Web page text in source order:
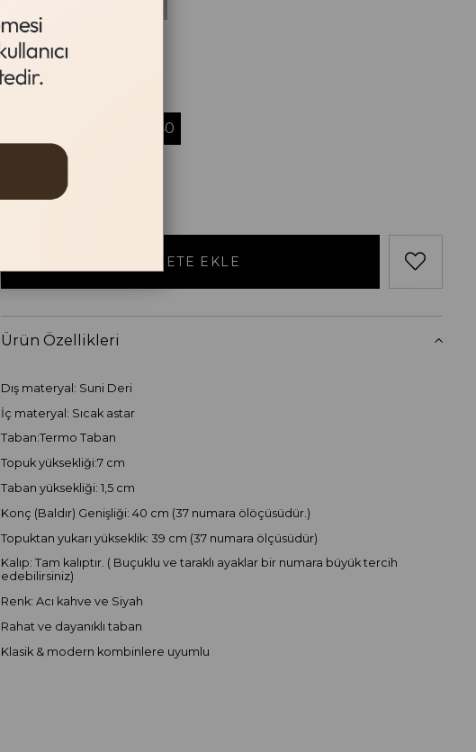
Siyah
Beden Tablosu
40
Ürün Özellikleri
Dış materyal: Suni Deri
İç materyal: Sıcak astar
Taban:Termo Taban
Topuk yüksekliği:7 cm
Taban yüksekliği: 1,5 cm
Konç (Baldır) Genişliği: 40 cm (37 numara ölöçüsüdür.)
Topuktan yukarı yükseklik: 39 cm (37 numara ölçüsüdür)
Kalıp: Tam kalıptır. ( Buçuklu ve taraklı ayaklar bir numara büyük tercih
edebilirsiniz)
Renk: Acı kahve ve Siyah
Rahat ve dayanıklı taban
Klasik & modern kombinlere uyumlu